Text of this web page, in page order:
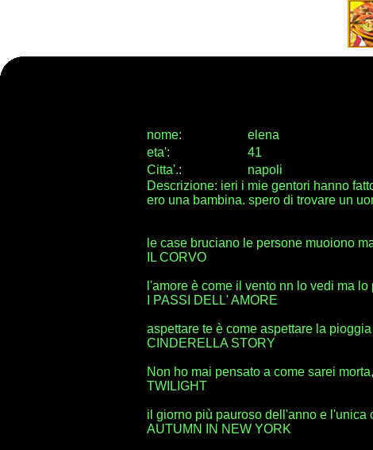
nome:
elena
eta':
41
Citta'.:
napoli
Descrizione: ieri i mie gentori hanno
ero una bambina. spero di trovare un
le case bruciano le persone muoiono
IL CORVO
l'amore è come il vento nn lo vedi ma lo
I PASSI DELL' AMORE
aspettare te è come aspettare la
CINDERELLA STORY
Non ho mai pensato a come sarei
TWILIGHT
il giorno più pauroso dell'anno e l'unica
AUTUMN IN NEW YORK